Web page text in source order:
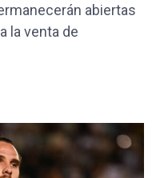
abiertas
la venta de